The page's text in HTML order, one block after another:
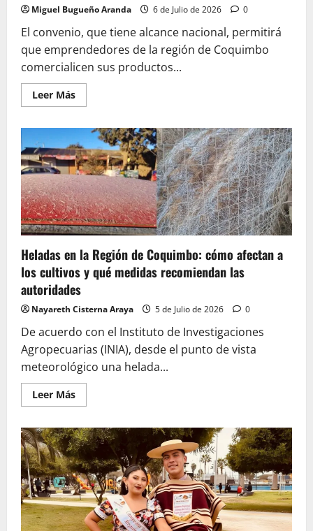
Miguel Bugueño Aranda 6 de Julio de 2026 0
El convenio, que tiene alcance nacional, permitirá
que emprendedores de la región de Coquimbo
comercialicen sus productos...
Leer MásLeer
más
FOSIS
y
Grupo
Patio
abren
nuevas
oportunidades
de
comercialización
para
emprendedores
la
región
de
Coquimbo
Heladas en la Región de Coquimbo: cómo afectan a
los cultivos y qué medidas recomiendan las
autoridades
Nayareth Cisterna Araya 5 de Julio de 2026 0
De acuerdo con el Instituto de Investigaciones
Agropecuarias (INIA), desde el punto de vista
meteorológico una helada...
Leer MásLeer
más
Heladas
en
la
Región
de
Coquimbo:
cómo
afectan
a
los